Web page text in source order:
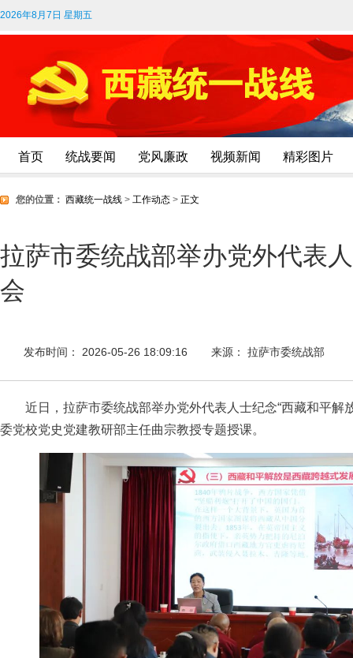
2026年8月7日 星期五
首页 统战要闻 党风廉政 视频新闻 精彩图片
您的位置： 西藏统一战线 > 工作动态 > 正文
拉萨市委统战部举办党外代表
会
发布时间： 2026-05-26 18:09:16 来源： 拉萨市委统战部
近日，拉萨市委统战部举办党外代表人士纪念“西藏和平解
委党校党史党建教研部主任曲宗教授专题授课。